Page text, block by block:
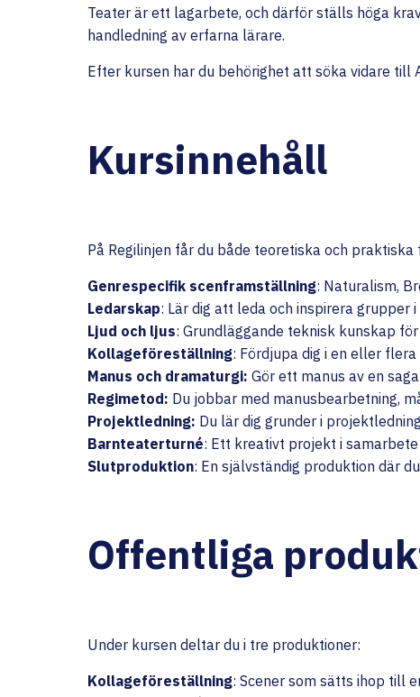
Teater är ett lagarbete, och därför ställs höga
handledning av erfarna lärare.
Efter kursen har du behörighet att söka vidare till
Kursinnehåll
På Regilinjen får du både teoretiska och praktiska
Genrespecifik scenframställning: Naturalism,
Ledarskap: Lär dig att leda och inspirera grupper
Ljud och ljus: Grundläggande teknisk kunskap
Kollageföreställning: Fördjupa dig i en eller
Manus och dramaturgi: Gör ett manus av en
Regimetod: Du jobbar med manusbearbetning,
Projektledning: Du lär dig grunder i
Barnteaterturné: Ett kreativt projekt i
Slutproduktion: En självständig produktion där
Offentliga
Under kursen deltar du i tre produktioner:
Kollageföreställning: Scener som sätts ihop till